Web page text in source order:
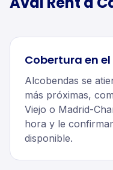
Cobertura en
Alcobendas se
más próximas,
Viejo o Madrid-
hora y le
disponible.